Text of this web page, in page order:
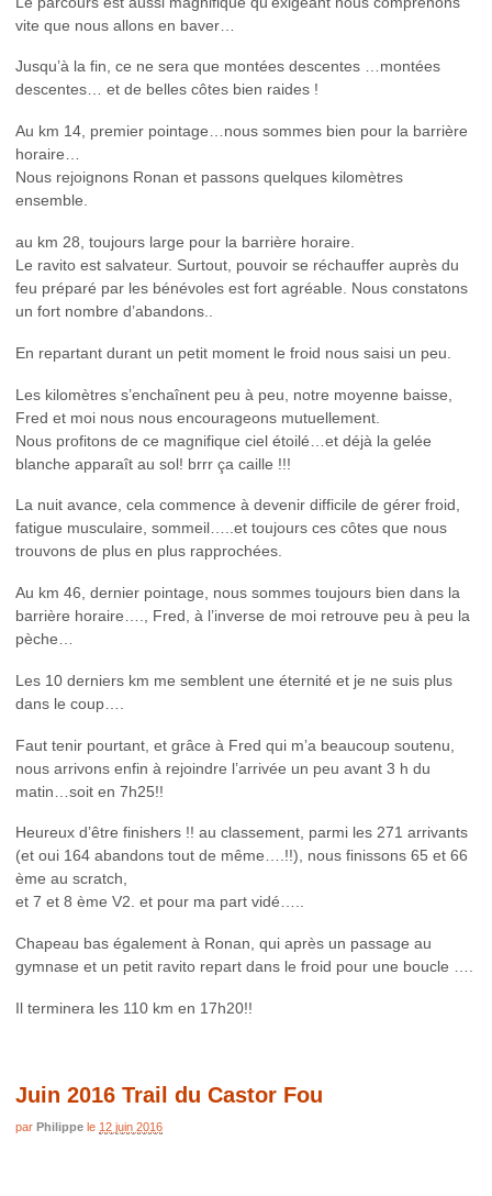
vite que nous allons en baver…
Jusqu’à la fin, ce ne sera que montées descentes …montées
descentes… et de belles côtes bien raides !
Au km 14, premier pointage…nous sommes bien pour la barrière
horaire…
Nous rejoignons Ronan et passons quelques kilomètres
ensemble.
au km 28, toujours large pour la barrière horaire.
Le ravito est salvateur. Surtout, pouvoir se réchauffer auprès du
feu préparé par les bénévoles est fort agréable. Nous constatons
un fort nombre d’abandons..
En repartant durant un petit moment le froid nous saisi un peu.
Les kilomètres s’enchaînent peu à peu, notre moyenne baisse,
Fred et moi nous nous encourageons mutuellement.
Nous profitons de ce magnifique ciel étoilé…et déjà la gelée
blanche apparaît au sol! brrr ça caille !!!
La nuit avance, cela commence à devenir difficile de gérer froid,
fatigue musculaire, sommeil…..et toujours ces côtes que nous
trouvons de plus en plus rapprochées.
Au km 46, dernier pointage, nous sommes toujours bien dans la
barrière horaire…., Fred, à l’inverse de moi retrouve peu à peu la
pèche…
Les 10 derniers km me semblent une éternité et je ne suis plus
dans le coup….
Faut tenir pourtant, et grâce à Fred qui m’a beaucoup soutenu,
nous arrivons enfin à rejoindre l’arrivée un peu avant 3 h du
matin…soit en 7h25!!
Heureux d’être finishers !! au classement, parmi les 271 arrivants
(et oui 164 abandons tout de même….!!), nous finissons 65 et 66
ème au scratch,
et 7 et 8 ème V2. et pour ma part vidé…..
Chapeau bas également à Ronan, qui après un passage au
gymnase et un petit ravito repart dans le froid pour une boucle ….
Il terminera les 110 km en 17h20!!
Juin 2016 Trail du Castor Fou
par Philippe le 12 juin 2016